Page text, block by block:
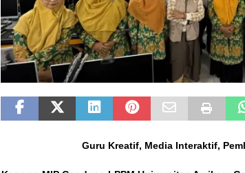
Guru Kreatif, Media Interaktif,